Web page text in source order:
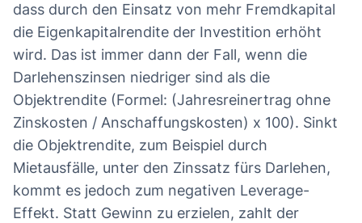
dass durch den Einsatz von mehr Fremdkapital
die Eigenkapitalrendite der Investition erhöht
wird. Das ist immer dann der Fall, wenn die
Darlehenszinsen niedriger sind als die
Objektrendite (Formel: (Jahresreinertrag ohne
Zinskosten / Anschaffungskosten) x 100). Sinkt
die Objektrendite, zum Beispiel durch
Mietausfälle, unter den Zinssatz fürs Darlehen,
kommt es jedoch zum negativen Leverage-
Effekt. Statt Gewinn zu erzielen, zahlt der